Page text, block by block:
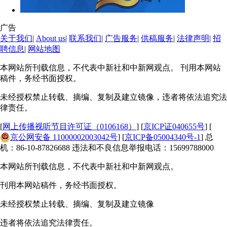
广告
关于我们| About us| 联系我们| 广告服务| 供稿服务| 法律声明| 招
聘信息| 网站地图
本网站所刊载信息，不代表中新社和中新网观点。 刊用本网站
稿件，务经书面授权。
未经授权禁止转载、摘编、复制及建立镜像，违者将依法追究法
律责任。
[网上传播视听节目许可证（0106168） ] [京ICP证040655号] [
京公网安备 11000002003042号] [京ICP备05004340号-1] 总
机：86-10-87826688 违法和不良信息举报电话：15699788000
本网站所刊载信息，不代表中新社和中新网观点。
刊用本网站稿件，务经书面授权。
未经授权禁止转载、摘编、复制及建立镜像
违者将依法追究法律责任。